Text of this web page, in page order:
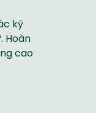
kỹ
Hoàn
cao